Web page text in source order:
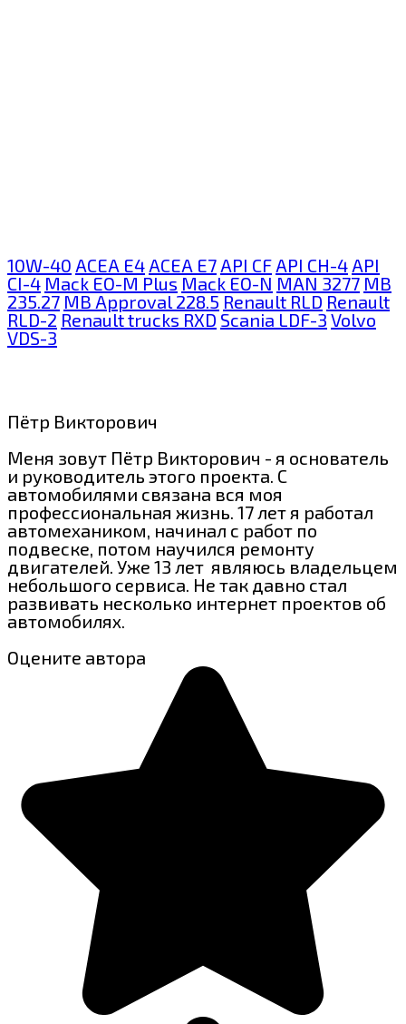
10W-40 ACEA E4 ACEA E7 API CF API CH-4 API
CI-4 Mack EO-M Plus Mack EO-N MAN 3277 MB
235.27 MB Approval 228.5 Renault RLD Renault
RLD-2 Renault trucks RXD Scania LDF-3 Volvo
VDS-3
Пётр Викторович
Меня зовут Пётр Викторович - я основатель
и руководитель этого проекта. С
автомобилями связана вся моя
профессиональная жизнь. 17 лет я работал
автомехаником, начинал с работ по
подвеске, потом научился ремонту
двигателей. Уже 13 лет являюсь владельцем
небольшого сервиса. Не так давно стал
развивать несколько интернет проектов об
автомобилях.
Оцените автора